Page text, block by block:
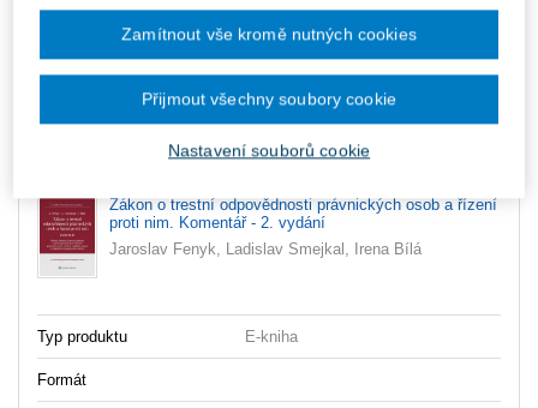
Komplet - Trestní odpovědnost právnických
osob - e-knihy
Vybraná judikatura z oblasti trestní odpovědnosti
Ladislav Smejkal, Tomáš Syrový
Zákon o trestní odpovědnosti právnických osob a řízení
proti nim. Komentář - 2. vydání
Jaroslav Fenyk, Ladislav Smejkal, Irena Bílá
Typ produktu E-kniha
Formát
Nastavení souborů cookie
Zamítnout vše kromě nutných cookies
Přijmout všechny soubory cookie